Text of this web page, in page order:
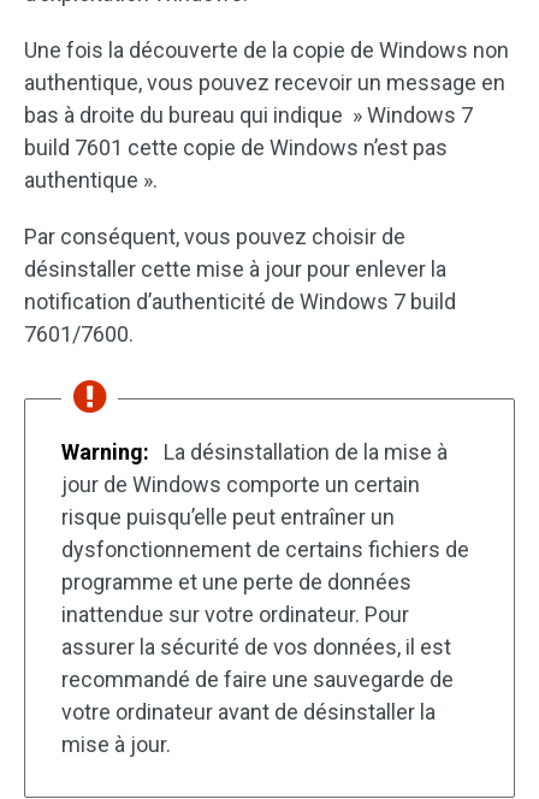
Une fois la découverte de la copie de Windows non
authentique, vous pouvez recevoir un message en
bas à droite du bureau qui indique » Windows 7
build 7601 cette copie de Windows n’est pas
authentique ».
Par conséquent, vous pouvez choisir de
désinstaller cette mise à jour pour enlever la
notification d’authenticité de Windows 7 build
7601/7600.
Warning:
La désinstallation de la mise à
jour de Windows comporte un certain
risque puisqu’elle peut entraîner un
dysfonctionnement de certains fichiers de
programme et une perte de données
inattendue sur votre ordinateur. Pour
assurer la sécurité de vos données, il est
recommandé de faire une sauvegarde de
votre ordinateur avant de désinstaller la
mise à jour.